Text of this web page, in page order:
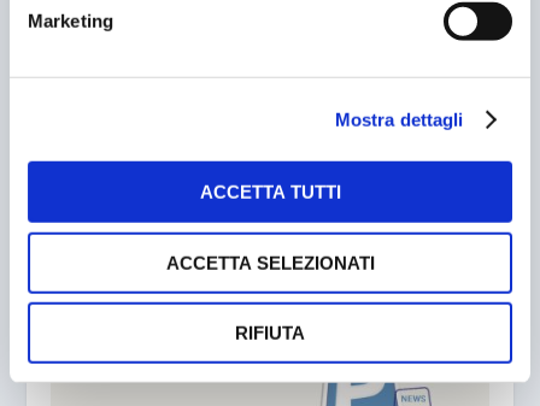
Marketing
Mostra dettagli
ACCETTA TUTTI
ACCETTA SELEZIONATI
RIFIUTA